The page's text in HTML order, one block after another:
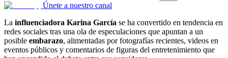
Únete a nuestro canal
La influenciadora Karina García se ha convertido en tendencia en
redes sociales tras una ola de especulaciones que apuntan a un
posible embarazo, alimentadas por fotografías recientes, videos en
eventos públicos y comentarios de figuras del entretenimiento que